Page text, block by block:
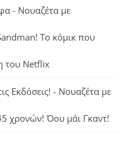
- Νουαζέτα με
Το κόμικ που
του Netflix
Εκδόσεις! - Νουαζέτα με
χρονών! Όου μάι Γκαντ!